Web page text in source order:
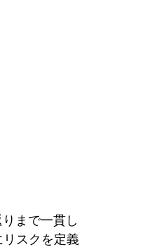
まで一貫し
スクを定義